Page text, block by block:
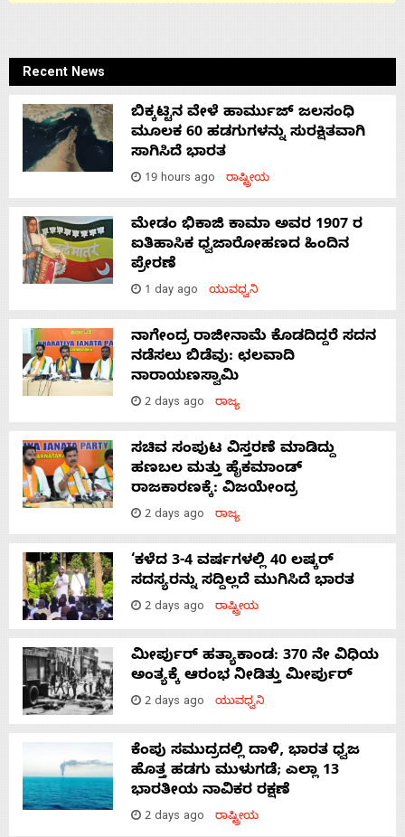
Recent News
ಬಿಕ್ಕಟ್ಟಿನ ವೇಳೆ ಹಾರ್ಮುಜ್ ಜಲಸಂಧಿ
ಮೂಲಕ 60 ಹಡಗುಗಳನ್ನು ಸುರಕ್ಷಿತವಾಗಿ
ಸಾಗಿಸಿದೆ ಭಾರತ
19 hours ago ರಾಷ್ಟ್ರೀಯ
ಮೇಡಂ ಭಿಕಾಜಿ ಕಾಮಾ ಅವರ 1907 ರ
ಐತಿಹಾಸಿಕ ಧ್ವಜಾರೋಹಣದ ಹಿಂದಿನ
ಪ್ರೇರಣೆ
1 day ago ಯುವಧ್ವನಿ
ನಾಗೇಂದ್ರ ರಾಜೀನಾಮೆ ಕೊಡದಿದ್ದರೆ ಸದನ
ನಡೆಸಲು ಬಿಡೆವು: ಛಲವಾದಿ
ನಾರಾಯಣಸ್ವಾಮಿ
2 days ago ರಾಜ್ಯ
ಸಚಿವ ಸಂಪುಟ ವಿಸ್ತರಣೆ ಮಾಡಿದ್ದು
ಹಣಬಲ ಮತ್ತು ಹೈಕಮಾಂಡ್
ರಾಜಕಾರಣಕ್ಕೆ: ವಿಜಯೇಂದ್ರ
2 days ago ರಾಜ್ಯ
‘ಕಳೆದ 3-4 ವರ್ಷಗಳಲ್ಲಿ 40 ಲಷ್ಕರ್
ಸದಸ್ಯರನ್ನು ಸದ್ದಿಲ್ಲದೆ ಮುಗಿಸಿದೆ ಭಾರತ
2 days ago ರಾಷ್ಟ್ರೀಯ
ಮೀರ್ಪುರ್ ಹತ್ಯಾಕಾಂಡ: 370 ನೇ ವಿಧಿಯ
ಅಂತ್ಯಕ್ಕೆ ಆರಂಭ ನೀಡಿತ್ತು ಮೀರ್ಪುರ್
2 days ago ಯುವಧ್ವನಿ
ಕೆಂಪು ಸಮುದ್ರದಲ್ಲಿ ದಾಳಿ, ಭಾರತ ಧ್ವಜ
ಹೊತ್ತ ಹಡಗು ಮುಳುಗಡೆ; ಎಲ್ಲಾ 13
ಭಾರತೀಯ ನಾವಿಕರ ರಕ್ಷಣೆ
2 days ago ರಾಷ್ಟ್ರೀಯ